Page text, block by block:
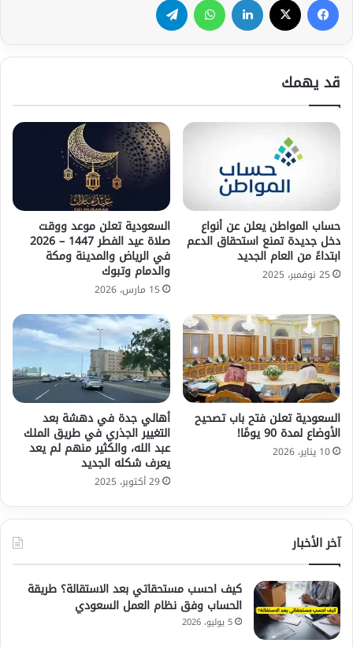
قد يهمك
حساب المواطن يعلن عن أنواع
دخل جديدة تمنع استحقاق الدعم
ابتداءً من العام الجديد
25 نوفمبر، 2025
السعودية تعلن موعد ووقت
صلاة عيد الفطر 1447 – 2026
في الرياض والمدينة ومكة
والدمام وتبوك
15 مارس، 2026
السعودية تعلن فتح باب تصحيح
الأوضاع لمدة 90 يومًا!
10 يناير، 2026
أهالي جدة في دهشة بعد
التغيير الجذري في طريق الملك
عبد الله، والكثير منهم لم يعد
يعرف شكله الجديد
29 أكتوبر، 2025
آخر الأخبار
كيف احسب مستحقاتي بعد الاستقالة؟ طريقة
الحساب وفق نظام العمل السعودي
5 يوليو، 2026